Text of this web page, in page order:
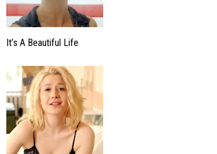
It’s A Beautiful Life